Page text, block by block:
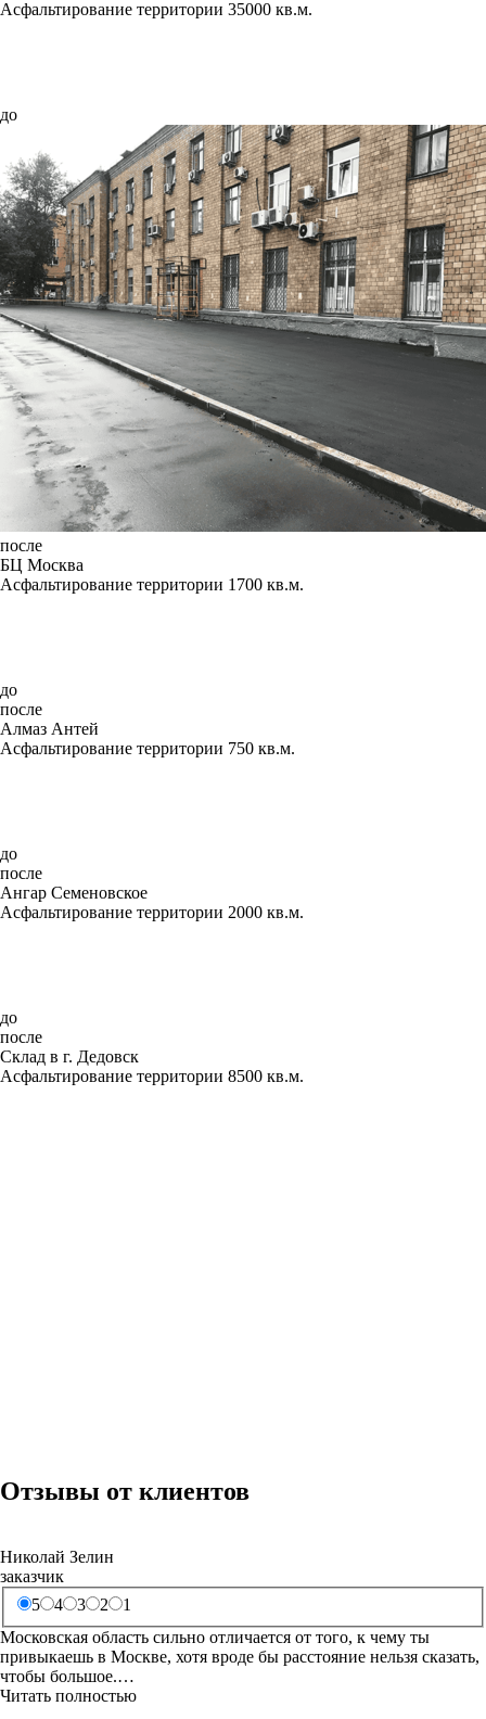
Асфальтирование территории 35000 кв.м.
до
после
БЦ Москва
Асфальтирование территории 1700 кв.м.
до
после
Алмаз Антей
Асфальтирование территории 750 кв.м.
до
после
Ангар Семеновское
Асфальтирование территории 2000 кв.м.
до
после
Склад в г. Дедовск
Асфальтирование территории 8500 кв.м.
Отзывы от клиентов
Николай Зелин
заказчик
5
4 3 2
1
Московская область сильно отличается от того, к чему ты
привыкаешь в Москве, хотя вроде бы расстояние нельзя сказать,
чтобы большое.…
Читать полностью